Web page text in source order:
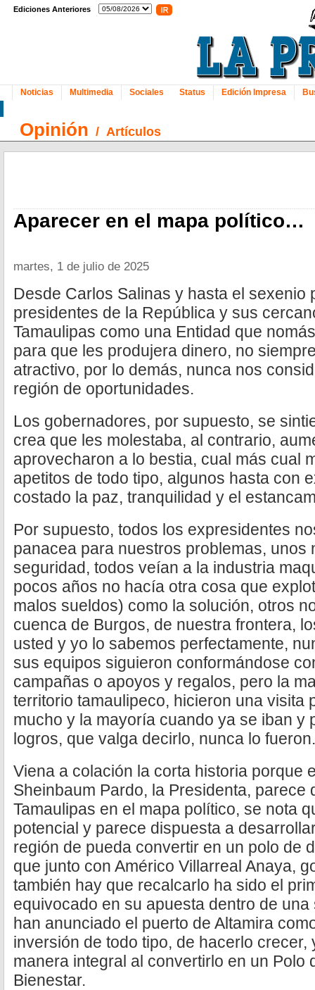
Ediciones Anteriores
Noticias Multimedia Sociales Status Edición Impresa
Opinión / Artículos
Aparecer en el mapa político…
martes, 1 de julio de 2025
Desde Carlos Salinas y hasta el sexenio
presidentes de la República y sus
Tamaulipas como una Entidad que
para que les produjera dinero, no
atractivo, por lo demás, nunca nos
región de oportunidades.
Los gobernadores, por supuesto, se
crea que les molestaba, al contrario,
aprovecharon a lo bestia, cual más cual
apetitos de todo tipo, algunos hasta con
costado la paz, tranquilidad y el
Por supuesto, todos los expresidentes
panacea para nuestros problemas, unos
seguridad, todos veían a la industria
pocos años no hacía otra cosa que
malos sueldos) como la solución, otros
cuenca de Burgos, de nuestra frontera,
usted y yo lo sabemos perfectamente,
sus equipos siguieron conformándose
campañas o apoyos y regalos, pero la
territorio tamaulipeco, hicieron una visita
mucho y la mayoría cuando ya se iban y
logros, que valga decirlo, nunca lo fueron.
Viena a colación la corta historia porque
Sheinbaum Pardo, la Presidenta, parece
Tamaulipas en el mapa político, se nota
potencial y parece dispuesta a
región de pueda convertir en un polo de
que junto con Américo Villarreal Anaya,
también hay que recalcarlo ha sido el
equivocado en su apuesta dentro de
han anunciado el puerto de Altamira
inversión de todo tipo, de hacerlo crecer,
manera integral al convertirlo en un Polo
Bienestar.